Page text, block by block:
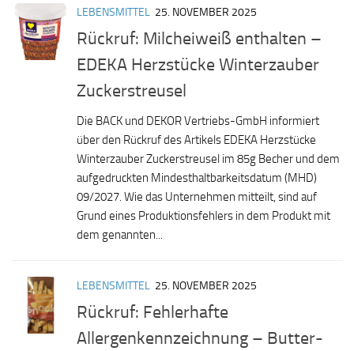
LEBENSMITTEL 25. NOVEMBER 2025
Rückruf: Milcheiweiß enthalten –
EDEKA Herzstücke Winterzauber
Zuckerstreusel
Die BACK und DEKOR Vertriebs-GmbH informiert
über den Rückruf des Artikels EDEKA Herzstücke
Winterzauber Zuckerstreusel im 85g Becher und dem
aufgedruckten Mindesthaltbarkeitsdatum (MHD)
09/2027. Wie das Unternehmen mitteilt, sind auf
Grund eines Produktionsfehlers in dem Produkt mit
dem genannten...
LEBENSMITTEL 25. NOVEMBER 2025
Rückruf: Fehlerhafte
Allergenkennzeichnung – Butter-